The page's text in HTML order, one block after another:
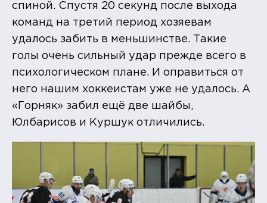
спиной. Спустя 20 секунд после выхода
команд на третий период хозяевам
удалось забить в меньшинстве. Такие
голы очень сильный удар прежде всего в
психологическом плане. И оправиться от
него нашим хоккеистам уже не удалось. А
«Горняк» забил ещё две шайбы,
Юлбарисов и Куршук отличились.